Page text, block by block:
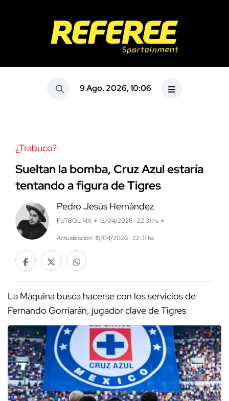
9 Ago. 2026, 10:06
¿Trabuco?
Sueltan la bomba, Cruz Azul estaría
tentando a figura de Tigres
Pedro Jesús Hernández
FUTBOL MX 15/04/2026 · 22:31 hs
Actualización: 15/04/2026 · 22:31 hs
La Máquina busca hacerse con los servicios de
Fernando Gorriarán, jugador clave de Tigres